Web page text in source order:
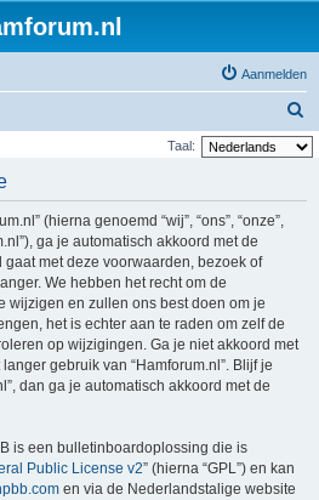
Aanmelden
o
Taal:
(hierna genoemd “wij”, “ons”, “onze”,
ga je automatisch akkoord met de
met deze voorwaarden, bezoek of
We hebben het recht om de
wijzigen en zullen ons best doen om je
het is echter aan te raden om zelf de
op wijzigingen. Ga je niet akkoord met
gebruik van “Hamforum.nl”. Blijf je
dan ga je automatisch akkoord met de
is een bulletinboardoplossing die is
Public License v2” (hierna “GPL”) en kan
en via de Nederlandstalige website